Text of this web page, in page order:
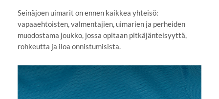
Seinäjoen uimarit on ennen kaikkea yhteisö:
vapaaehtoisten, valmentajien, uimarien ja perheiden
muodostama joukko, jossa opitaan pitkäjänteisyyttä,
rohkeutta ja iloa onnistumisista.